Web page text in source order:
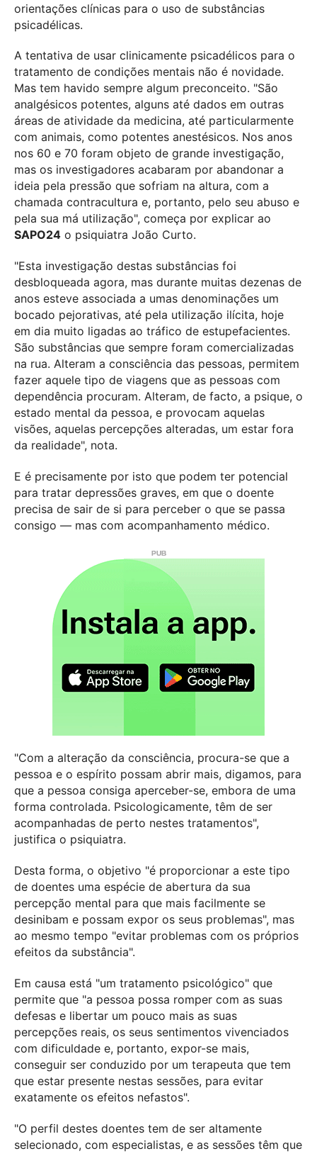
orientações clínicas para o uso de substâncias
psicadélicas.
A tentativa de usar clinicamente psicadélicos para o
tratamento de condições mentais não é novidade.
Mas tem havido sempre algum preconceito. "São
analgésicos potentes, alguns até dados em outras
áreas de atividade da medicina, até particularmente
com animais, como potentes anestésicos. Nos anos
nos 60 e 70 foram objeto de grande investigação,
mas os investigadores acabaram por abandonar a
ideia pela pressão que sofriam na altura, com a
chamada contracultura e, portanto, pelo seu abuso e
pela sua má utilização", começa por explicar ao
SAPO24 o psiquiatra João Curto.
"Esta investigação destas substâncias foi
desbloqueada agora, mas durante muitas dezenas de
anos esteve associada a umas denominações um
bocado pejorativas, até pela utilização ilícita, hoje
em dia muito ligadas ao tráfico de estupefacientes.
São substâncias que sempre foram comercializadas
na rua. Alteram a consciência das pessoas, permitem
fazer aquele tipo de viagens que as pessoas com
dependência procuram. Alteram, de facto, a psique, o
estado mental da pessoa, e provocam aquelas
visões, aquelas percepções alteradas, um estar fora
da realidade", nota.
E é precisamente por isto que podem ter potencial
para tratar depressões graves, em que o doente
precisa de sair de si para perceber o que se passa
consigo — mas com acompanhamento médico.
"Com a alteração da consciência, procura-se que a
pessoa e o espírito possam abrir mais, digamos, para
que a pessoa consiga aperceber-se, embora de uma
forma controlada. Psicologicamente, têm de ser
acompanhadas de perto nestes tratamentos",
justifica o psiquiatra.
Desta forma, o objetivo "é proporcionar a este tipo
de doentes uma espécie de abertura da sua
percepção mental para que mais facilmente se
desinibam e possam expor os seus problemas", mas
ao mesmo tempo "evitar problemas com os próprios
efeitos da substância".
Em causa está "um tratamento psicológico" que
permite que "a pessoa possa romper com as suas
defesas e libertar um pouco mais as suas
percepções reais, os seus sentimentos vivenciados
com dificuldade e, portanto, expor-se mais,
conseguir ser conduzido por um terapeuta que tem
que estar presente nestas sessões, para evitar
exatamente os efeitos nefastos".
"O perfil destes doentes tem de ser altamente
selecionado, com especialistas, e as sessões têm que